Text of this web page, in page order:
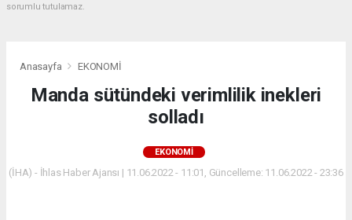
sorumlu tutulamaz.
Anasayfa EKONOMİ
Manda sütündeki verimlilik inekleri
solladı
EKONOMİ
(İHA) - İhlas Haber Ajansı | 11.06.2022 - 11:01, Güncelleme: 11.06.2022 - 23:36